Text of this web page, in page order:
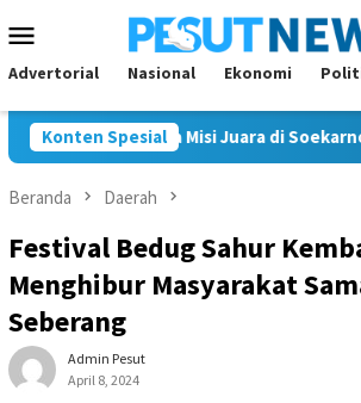
ke
kontenMobile
Advertorial Nasional Ekonomi
Konten Spesial
FC Bawa Misi Juara di Soekarno Cup
Beranda Daerah
Festival Bedug Sahur
Menghibur Masyarakat
Seberang
Admin Pesut
April 8, 2024